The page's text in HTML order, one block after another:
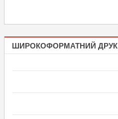
ШИРОКОФОРМАТНИЙ ДРУК